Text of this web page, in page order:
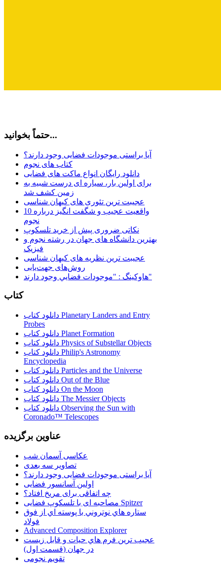
حتماً بخوانید...
آیا براستی موجودات فضایی وجود دارند؟
کتاب های نجوم
دانلود رایگان انواع ماکت های فضایی
برای اولین بار، سیاره ای درست شبیه به
زمین کشف شد
عجیبت ترین تئوری های کیهان شناسی
10 واقعیت عجیب و شگفت انگیز درباره
نجوم
نکاتی ضروری پیش از خرید تلسکوپ
بهترین دانشگاه های جهان در رشته نجوم و
فیزیک
عجیبت ترین نظریه های کیهان شناسی
روش‌های جهت‌یابی
هاوكينگ : "موجودات فضايي وجود دارند"
کتاب
دانلود کتاب Planetary Landers and Entry
Probes
دانلود کتاب Planet Formation
دانلود کتاب Physics of Substellar Objects
دانلود کتاب Philip's Astronomy
Encyclopedia
دانلود کتاب Particles and the Universe
دانلود کتاب Out of the Blue
دانلود کتاب On the Moon
دانلود کتاب The Messier Objects
دانلود کتاب Observing the Sun with
Coronado™ Telescopes
عناوین برگزیده
عکاسی آسمان شب
تصاویر سه بعدی
آیا براستی موجودات فضایی وجود دارند؟
اولین آسانسور فضایی
چه اتفاقی برای مریخ افتاد؟
مصاحبه ای با تلسکوپ فضایی Spitzer
ستاره هاي نوتروني با پوسته اي از فوق
فولاد
Advanced Composition Explorer
عجیب ترین فرم هاي حيات و قابل زيست
در جهان (قسمت اول)
تقویم نجومی